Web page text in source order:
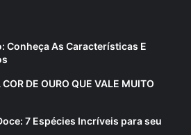
Conheça As Características E
DE OURO QUE VALE MUITO
7 Espécies Incríveis para seu